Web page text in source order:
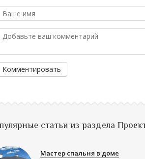
Комментировать
статьи из раздела
Мастер спальня в доме